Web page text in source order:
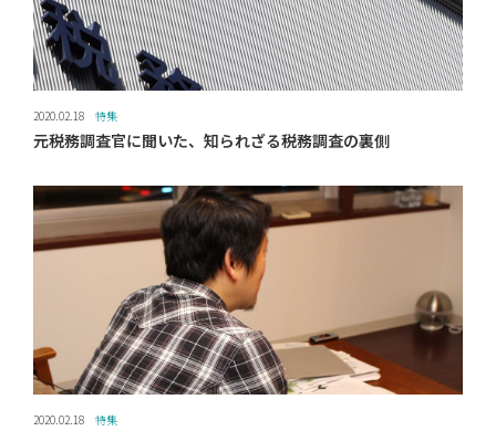
2020.02.18 特集
元税務調査官に聞いた、知られざる税務調査の裏側
2020.02.18 特集